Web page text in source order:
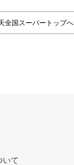
全国スーパートップへ
いて